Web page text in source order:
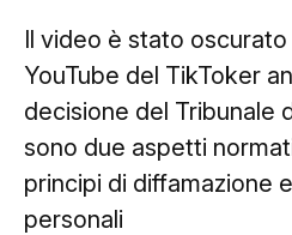
Contatti
Il video è stato oscurato
YouTube del TikToker
decisione del Tribunale
sono due aspetti
principi di diffamazione
personali